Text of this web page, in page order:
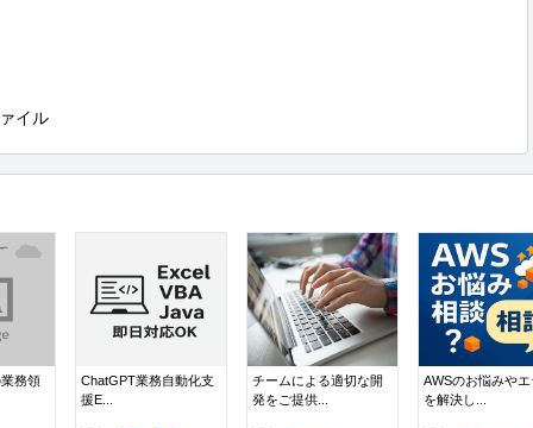
イル
務領
ChatGPT業務自動化支
援E...
チームによる適切な開
発をご提供...
AWSのお悩みや
を解決し...